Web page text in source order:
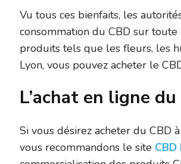
Vu tous ces bienfaits, les
consommation du CBD sur
produits tels que les fleurs, les
Lyon, vous pouvez acheter le
L’achat en ligne
Si vous désirez acheter du CBD
vous recommandons le site